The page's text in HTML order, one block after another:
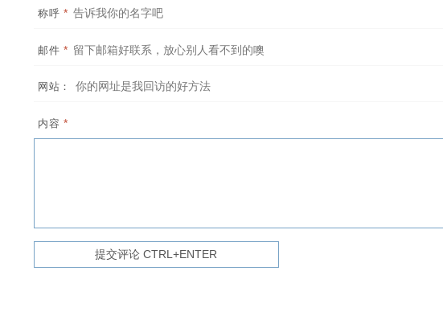
称呼 *
邮件 *
网站：
内容 *